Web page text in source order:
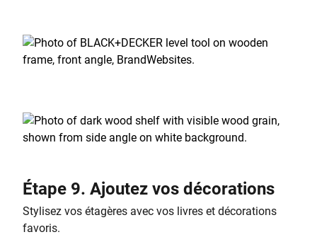
Étape 9. Ajoutez vos décorations
Stylisez vos étagères avec vos livres et décorations
favoris.